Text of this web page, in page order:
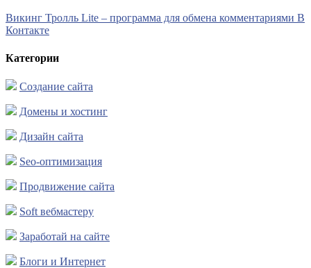
Викинг Тролль Lite – программа для обмена комментариями В
Контакте
Категории
Создание сайта
Домены и хостинг
Дизайн сайта
Seo-оптимизация
Продвижение сайта
Soft вебмастеру
Заработай на сайте
Блоги и Интернет